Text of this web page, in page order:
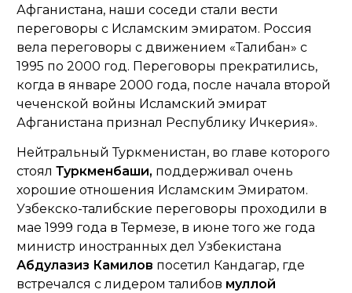
Афганистана, наши соседи стали вести
переговоры с Исламским эмиратом. Россия
вела переговоры с движением «Талибан» с
1995 по 2000 год. Переговоры прекратились,
когда в январе 2000 года, после начала второй
чеченской войны Исламский эмират
Афганистана признал Республику Ичкерия».
Нейтральный Туркменистан, во главе которого
стоял Туркменбаши, поддерживал очень
хорошие отношения Исламским Эмиратом.
Узбекско-талибские переговоры проходили в
мае 1999 года в Термезе, в июне того же года
министр иностранных дел Узбекистана
Абдулазиз Камилов посетил Кандагар, где
встречался с лидером талибов муллой